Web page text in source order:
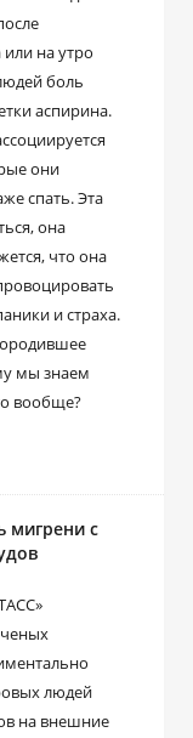
на утро
боль
аспирина.
они
спать. Эта
она
что она
и страха.
мы знаем
вообще?
мигрени с
людей
на внешние